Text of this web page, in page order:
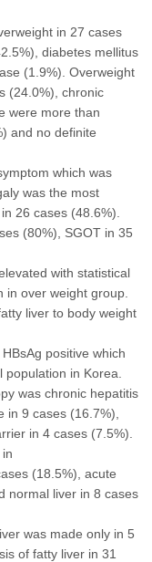
in 27 cases
diabetes mellitus
(1.9%). Overweight
(24.0%), chronic
were more than
and no definite
which was
was the most
26 cases (48.6%).
(80%), SGOT in 35
with statistical
in over weight group.
liver to body weight
positive which
in Korea.
was chronic hepatitis
in 9 cases (16.7%),
in 4 cases (7.5%).
(18.5%), acute
normal liver in 8 cases
was made only in 5
of fatty liver in 31